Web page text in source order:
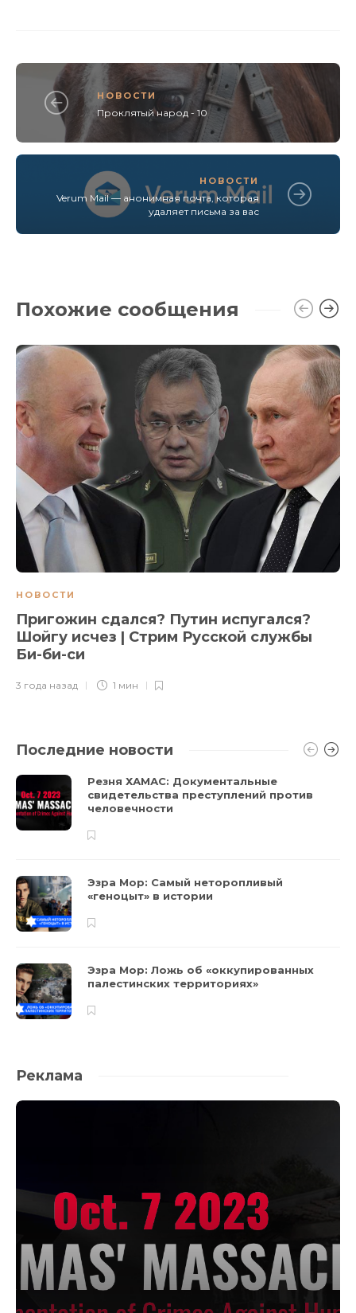
НОВОСТИ
Проклятый народ - 10
НОВОСТИ
Verum Mail — анонимная почта, которая
удаляет письма за вас
Похожие сообщения
НОВОСТИ
Пригожин сдался? Путин испугался?
Шойгу исчез | Стрим Русской службы
Би-би-си
3 года назад 1 мин
Последние новости
Резня ХАМАС: Документальные
свидетельства преступлений против
человечности
Эзра Мор: Самый неторопливый
«геноцыт» в истории
Эзра Мор: Ложь об «оккупированных
палестинских территориях»
Реклама